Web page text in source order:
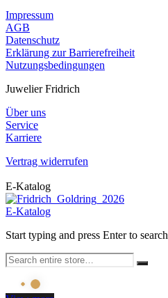
Impressum
AGB
Datenschutz
Erklärung zur Barrierefreiheit
Nutzungsbedingungen
Juwelier Fridrich
Über uns
Service
Karriere
Vertrag widerrufen
E-Katalog
E-Katalog
Start typing and press Enter to search